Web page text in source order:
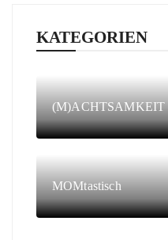
KATEGORIEN
(M)ACHTSAMKEIT
MOMtastisch